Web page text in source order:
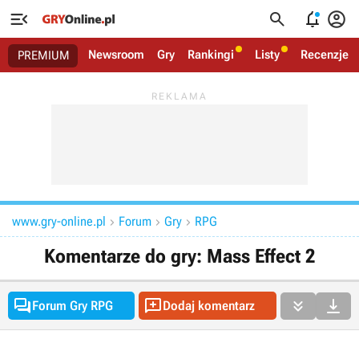
   
PREMIUM Newsroom Gry Rankingi Listy Recenzje
www.gry-online.pl  Forum  Gry  RPG
Komentarze do gry: Mass Effect 2
Forum Gry RPG Dodaj komentarz  